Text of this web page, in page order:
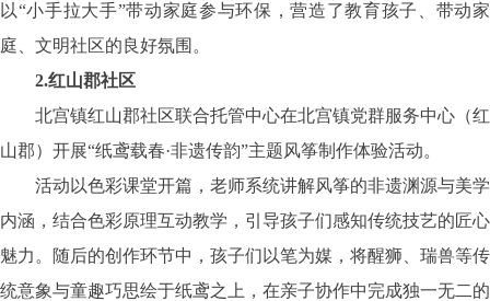
以“小手拉大手”带动家庭参与环保，营造了教育孩子、带动家
庭、文明社区的良好氛围。
2.红山郡社区
北宫镇红山郡社区联合托管中心在北宫镇党群服务中心（红
山郡）开展“纸鸢载春·非遗传韵”主题风筝制作体验活动。
活动以色彩课堂开篇，老师系统讲解风筝的非遗渊源与美学
内涵，结合色彩原理互动教学，引导孩子们感知传统技艺的匠心
魅力。随后的创作环节中，孩子们以笔为媒，将醒狮、瑞兽等传
统意象与童趣巧思绘于纸鸢之上，在亲子协作中完成独一无二的